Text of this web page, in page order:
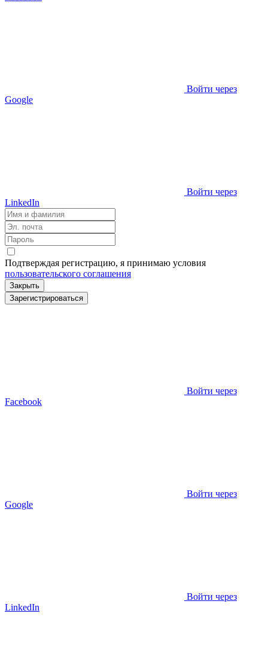
Войти через
Google
Войти через
LinkedIn
Подтверждая регистрацию, я принимаю условия
пользовательского соглашения
Закрыть
Зарегистрироваться
Войти через
Facebook
Войти через
Google
Войти через
LinkedIn